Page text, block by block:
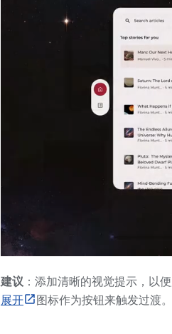
建议：添加清晰的视觉提示，以
展开
图标作为按钮来触发过渡。